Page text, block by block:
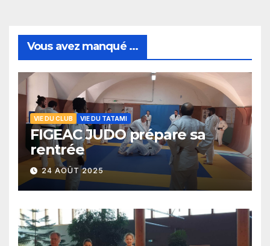
Vous avez manqué ...
VIE DU CLUB VIE DU TATAMI
FIGEAC JUDO prépare sa
rentrée
24 AOÛT 2025